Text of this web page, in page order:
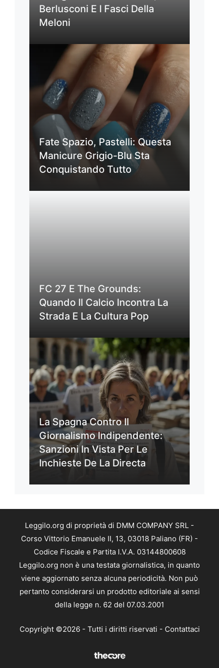
Berlusconi E I Fasci Della
Meloni
Fate Spazio, Pastelli: Questa
Manicure Grigio-Blu Sta
Conquistando Tutto
FC 27 E The Grounds:
Quando Il Calcio Incontra La
Strada E La Cultura Pop
La Spagna Contro Il
Giornalismo Indipendente:
Sanzioni In Vista Per Le
Inchieste De La Directa
Leggilo.org di proprietà di DMM COMPANY SRL -
Corso Vittorio Emanuele II, 13, 03018 Paliano (FR) -
Codice Fiscale e Partita I.V.A. 03144800608
Leggilo.org non è una testata giornalistica, in quanto
viene aggiornato senza alcuna periodicità. Non può
pertanto considerarsi un prodotto editoriale ai sensi
della legge n. 62 del 07.03.2001
Copyright ©2026 - Tutti i diritti riservati - Contattaci